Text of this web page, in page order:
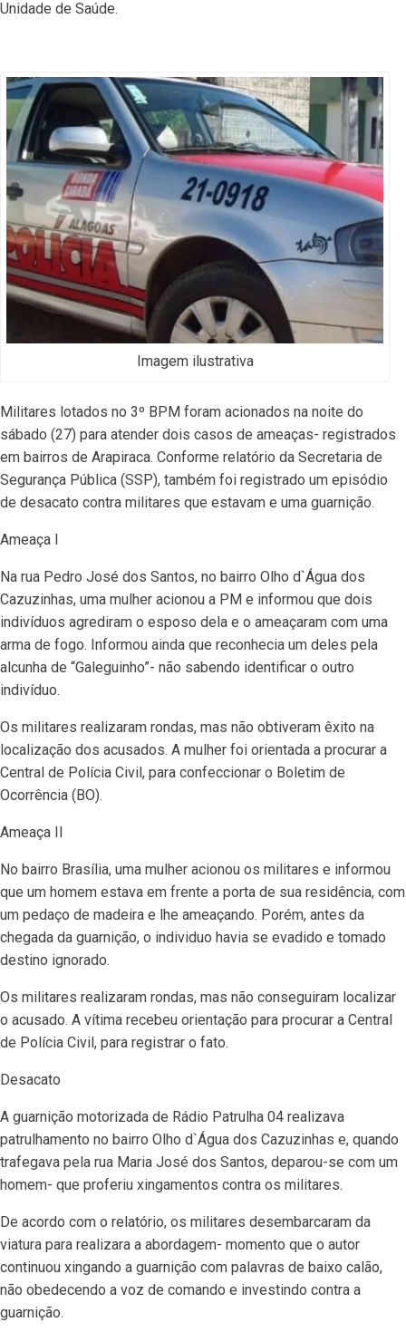
Unidade de Saúde.
Imagem ilustrativa
Militares lotados no 3º BPM foram acionados na noite do
sábado (27) para atender dois casos de ameaças- registrados
em bairros de Arapiraca. Conforme relatório da Secretaria de
Segurança Pública (SSP), também foi registrado um episódio
de desacato contra militares que estavam e uma guarnição.
Ameaça I
Na rua Pedro José dos Santos, no bairro Olho d`Água dos
Cazuzinhas, uma mulher acionou a PM e informou que dois
indivíduos agrediram o esposo dela e o ameaçaram com uma
arma de fogo. Informou ainda que reconhecia um deles pela
alcunha de “Galeguinho”- não sabendo identificar o outro
indivíduo.
Os militares realizaram rondas, mas não obtiveram êxito na
localização dos acusados. A mulher foi orientada a procurar a
Central de Polícia Civil, para confeccionar o Boletim de
Ocorrência (BO).
Ameaça II
No bairro Brasília, uma mulher acionou os militares e informou
que um homem estava em frente a porta de sua residência, com
um pedaço de madeira e lhe ameaçando. Porém, antes da
chegada da guarnição, o individuo havia se evadido e tomado
destino ignorado.
Os militares realizaram rondas, mas não conseguiram localizar
o acusado. A vítima recebeu orientação para procurar a Central
de Polícia Civil, para registrar o fato.
Desacato
A guarnição motorizada de Rádio Patrulha 04 realizava
patrulhamento no bairro Olho d`Água dos Cazuzinhas e, quando
trafegava pela rua Maria José dos Santos, deparou-se com um
homem- que proferiu xingamentos contra os militares.
De acordo com o relatório, os militares desembarcaram da
viatura para realizara a abordagem- momento que o autor
continuou xingando a guarnição com palavras de baixo calão,
não obedecendo a voz de comando e investindo contra a
guarnição.